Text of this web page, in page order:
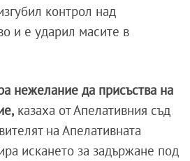
контрол над
и е ударил масите в
нежелание да присъства на
казаха от Апелативния съд
на Апелативната
искането за задържане под